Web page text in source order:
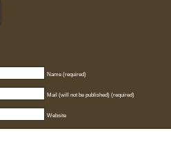
Name (required)
Mail (will not be published) (required)
Website